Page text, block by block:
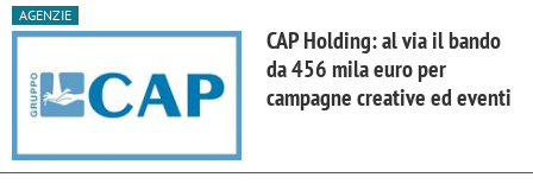
AGENZIE
CAP Holding: al via il bando
da 456 mila euro per
campagne creative ed eventi